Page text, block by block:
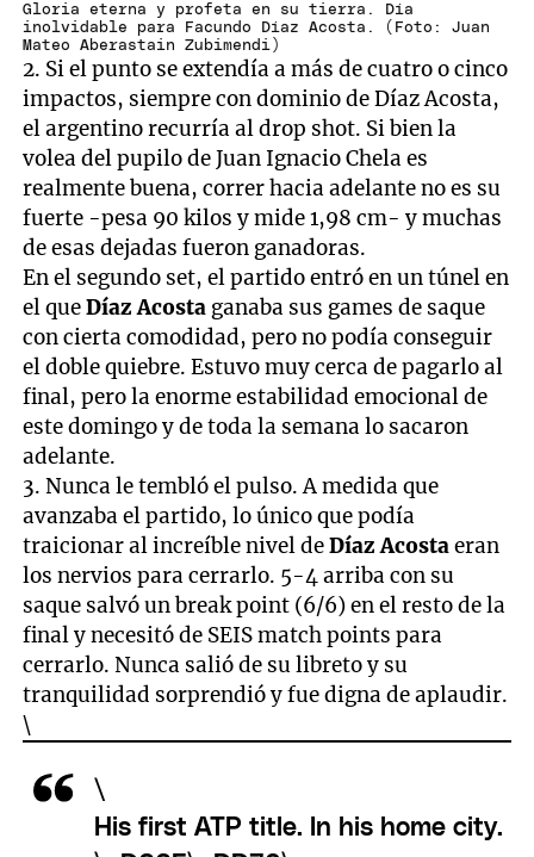
Gloria eterna y profeta en su tierra. Día
inolvidable para Facundo Díaz Acosta. (Foto: Juan
Mateo Aberastain Zubimendi)
2. Si el punto se extendía a más de cuatro o cinco
impactos, siempre con dominio de Díaz Acosta,
el argentino recurría al drop shot. Si bien la
volea del pupilo de Juan Ignacio Chela es
realmente buena, correr hacia adelante no es su
fuerte -pesa 90 kilos y mide 1,98 cm- y muchas
de esas dejadas fueron ganadoras.
En el segundo set, el partido entró en un túnel en
el queDíaz Acosta ganaba sus games de saque
con cierta comodidad, pero no podía conseguir
el doble quiebre. Estuvo muy cerca de pagarlo al
final, pero la enorme estabilidad emocional de
este domingo y de toda la semana lo sacaron
adelante.
3. Nunca le tembló el pulso. A medida que
avanzaba el partido, lo único que podía
traicionar al increíble nivel deDíaz Acostaeran
los nervios para cerrarlo. 5-4 arriba con su
saque salvó un break point (6/6) en el resto de la
final y necesitó de SEIS match points para
cerrarlo. Nunca salió de su libreto y su
tranquilidad sorprendió y fue digna de aplaudir.
\
\
His first ATP title. In his home city.